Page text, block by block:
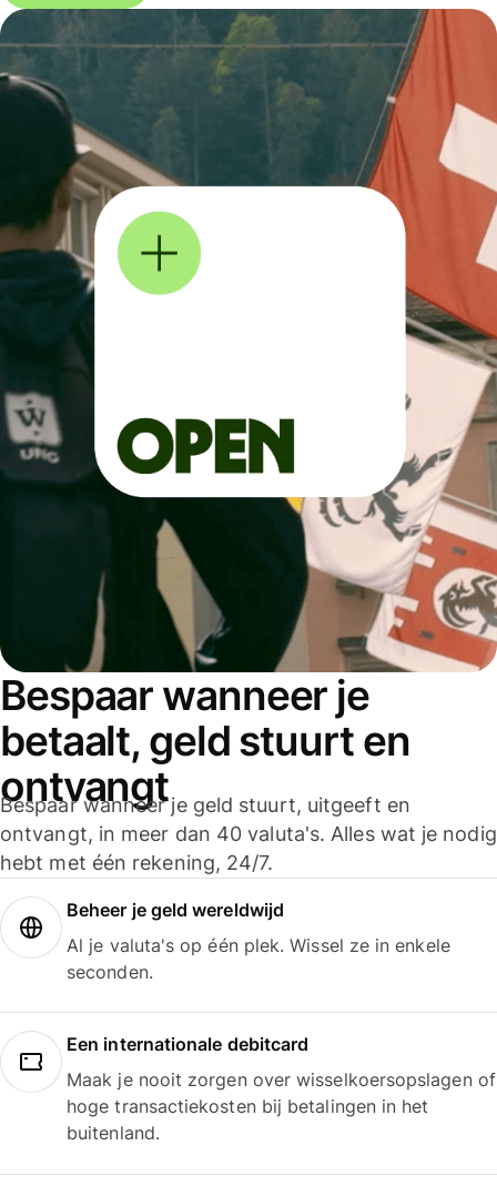
Bespaar wanneer je
betaalt, geld stuurt en
ontvangt
Bespaar wanneer je geld stuurt, uitgeeft en
ontvangt, in meer dan 40 valuta's. Alles wat je nodig
hebt met één rekening, 24/7.
Beheer je geld wereldwijd
Al je valuta's op één plek. Wissel ze in enkele
seconden.
Een internationale debitcard
Maak je nooit zorgen over wisselkoersopslagen of
hoge transactiekosten bij betalingen in het
buitenland.